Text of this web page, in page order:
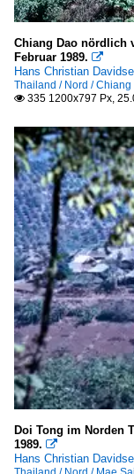
Chiang Dao nördlich
Februar 1989. 
Hans Christian
Thailand / Nord / Chiang
 335 1200x797 Px,
Doi Tong im Norden
1989. 
Hans Christian